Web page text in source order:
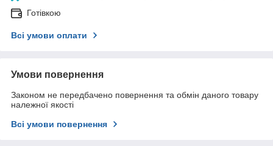
Готівкою
Всі умови оплати
Умови повернення
Законом не передбачено повернення та обмін даного товару
належної якості
Всі умови повернення